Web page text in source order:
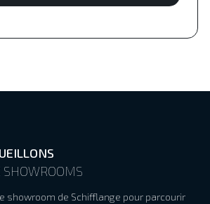
SHOWROOMS
showroom de Schifflange pour parcourir